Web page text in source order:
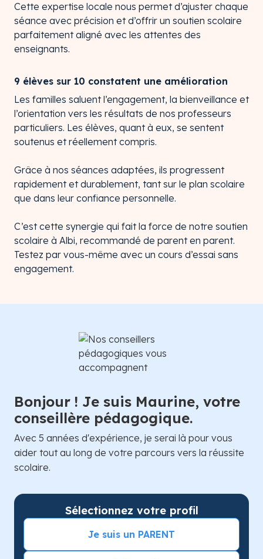
Cette expertise locale nous permet d’ajuster chaque
séance avec précision et d’offrir un soutien scolaire
parfaitement aligné avec les attentes des
enseignants.
9 élèves sur 10 constatent une amélioration
Les familles saluent l’engagement, la bienveillance et
l’orientation vers les résultats de nos professeurs
particuliers. Les élèves, quant à eux, se sentent
soutenus et réellement compris.
Grâce à nos séances adaptées, ils progressent
rapidement et durablement, tant sur le plan scolaire
que dans leur confiance personnelle.
C’est cette synergie qui fait la force de notre soutien
scolaire à Albi, recommandé de parent en parent.
Testez par vous-même avec un cours d’essai sans
engagement.
Bonjour ! Je suis Maurine, votre
conseillère pédagogique.
Avec 5 années d'expérience, je serai là pour vous
aider tout au long de votre parcours vers la réussite
scolaire.
Sélectionnez votre profil
Je suis un PARENT